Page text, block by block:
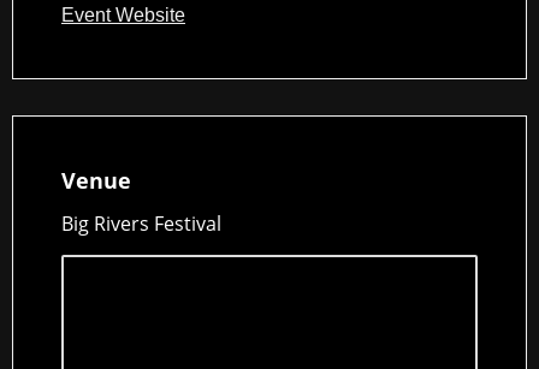
Event Website
Venue
Big Rivers Festival